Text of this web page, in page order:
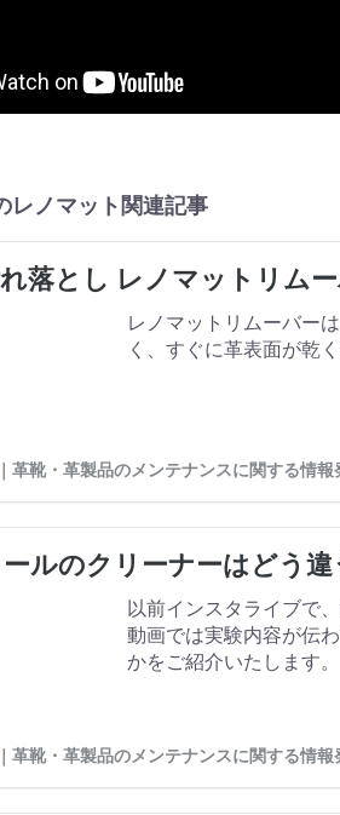
レノマット関連記事
落とし レノマットリム
レノマットリムーバー
く、すぐに革表面が乾
革靴・革製品のメンテナンスに関する情報
ルのクリーナーはどう違
以前インスタライブで
動画では実験内容が伝
かをご紹介いたします。
革靴・革製品のメンテナンスに関する情報